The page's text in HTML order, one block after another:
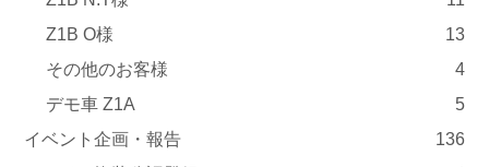
Z1B O様
13
その他のお客様
4
デモ車 Z1A
5
イベント企画・報告
136